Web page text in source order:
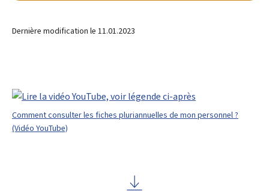
Dernière modification le 11.01.2023
Comment consulter les fiches pluriannuelles de mon personnel ?
(Vidéo YouTube)